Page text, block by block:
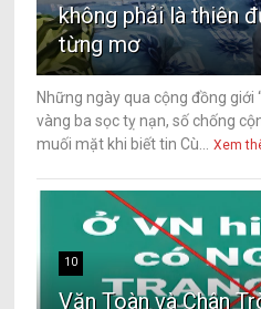
không phải là thiên
từng mơ
Những ngày qua cộng đồng giới
vàng ba sọc tỵ nạn, số chống
muối mặt khi biết tin Cù...
Xem
10
Văn Toàn và Chân